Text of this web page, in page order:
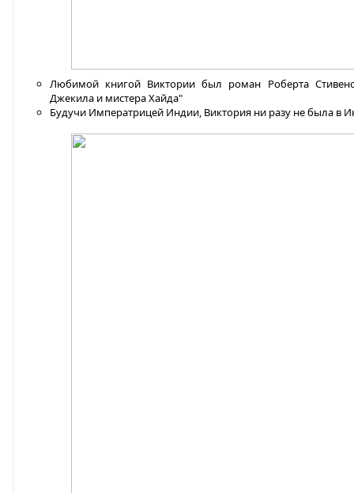
Любимой книгой Виктории был роман Роберта
Джекила и мистера Хайда"
Будучи Императрицей Индии, Виктория ни разу не была в